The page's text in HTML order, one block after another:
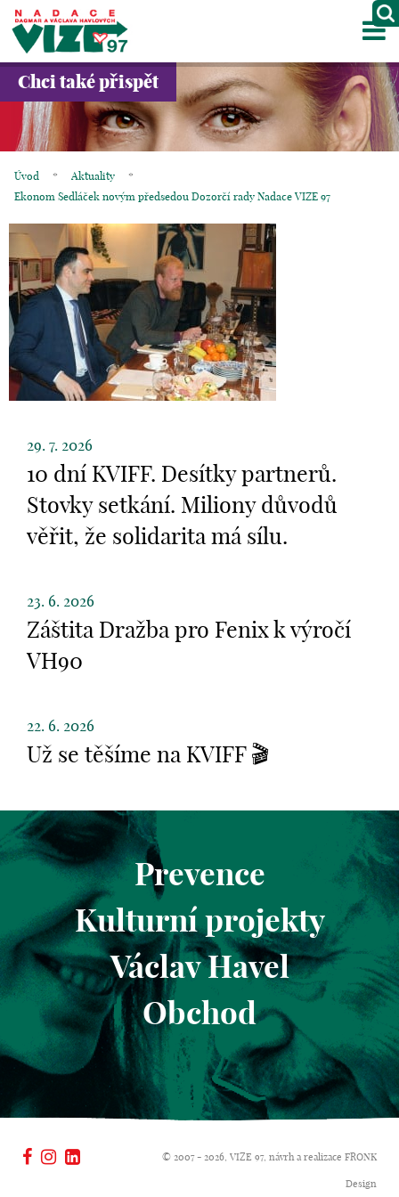
O NÁS
PROJEKTY
GALERIE
KONTAKTY
OBCHOD
KOŠÍK
EN
Chci také přispět
Úvod * Aktuality
*
Ekonom Sedláček novým předsedou Dozorčí rady Nadace VIZE 97
29. 7. 2026
10 dní KVIFF. Desítky partnerů.
Stovky setkání. Miliony důvodů
věřit, že solidarita má sílu.
23. 6. 2026
Záštita Dražba pro Fenix k výročí
VH90
22. 6. 2026
Už se těšíme na KVIFF 🎬
Prevence
Kulturní projekty
Václav Havel
Obchod
© 2007 - 2026, VIZE 97, návrh a realizace FRONK
Design